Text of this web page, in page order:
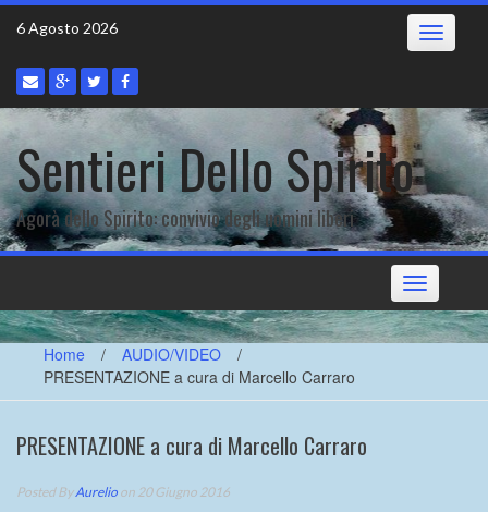
Skip
6 Agosto 2026 Toggle
Sentieri Dello Spirito
Agorà dello Spirito: convivio degli uomini liberi
Toggle
navigation
Home / AUDIO/VIDEO
/
PRESENTAZIONE a cura di Marcello Carraro
PRESENTAZIONE a cura di Marcello Carraro
Posted ByAurelio on 20 Giugno 2016